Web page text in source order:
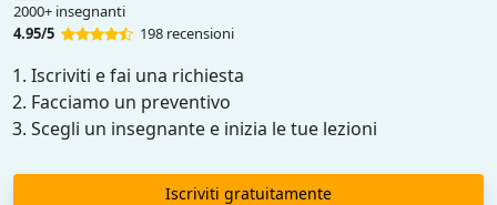
2000+ insegnanti
4.95/5
198 recensioni
Iscriviti e fai una richiesta
Facciamo un preventivo
Scegli un insegnante e inizia le tue lezioni
Iscriviti gratuitamente